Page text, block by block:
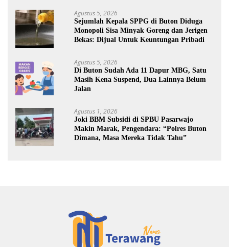
Agustus 5, 2026
Sejumlah Kepala SPPG di Buton Diduga
Monopoli Sisa Minyak Goreng dan Jerigen
Bekas: Dijual Untuk Keuntungan Pribadi
Agustus 5, 2026
Di Buton Sudah Ada 11 Dapur MBG, Satu
Masih Kena Suspend, Dua Lainnya Belum
Jalan
Agustus 1, 2026
Joki BBM Subsidi di SPBU Pasarwajo
Makin Marak, Pengendara: “Polres Buton
Dimana, Masa Mereka Tidak Tahu”